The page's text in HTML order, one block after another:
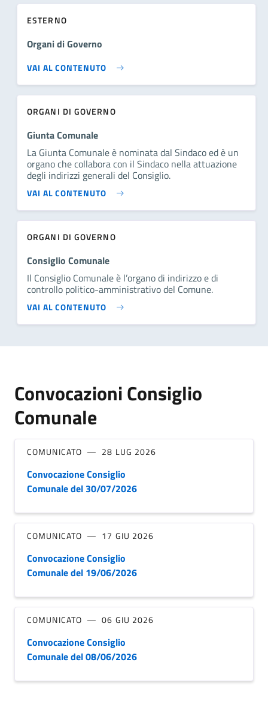
ESTERNO
Organi di Governo
VAI AL CONTENUTO
ORGANI DI GOVERNO
Giunta Comunale
La Giunta Comunale è nominata dal Sindaco ed è un
organo che collabora con il Sindaco nella attuazione
degli indirizzi generali del Consiglio.
VAI AL CONTENUTO
ORGANI DI GOVERNO
Consiglio Comunale
Il Consiglio Comunale è l’organo di indirizzo e di
controllo politico-amministrativo del Comune.
VAI AL CONTENUTO
Convocazioni Consiglio
Comunale
COMUNICATO 28 LUG 2026
Convocazione Consiglio
Comunale del 30/07/2026
COMUNICATO 17 GIU 2026
Convocazione Consiglio
Comunale del 19/06/2026
COMUNICATO 06 GIU 2026
Convocazione Consiglio
Comunale del 08/06/2026